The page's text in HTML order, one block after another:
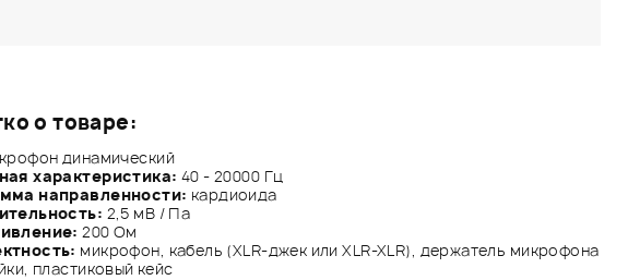
о товаре:
динамический
характеристика: 40 - 20000 Гц
направленности: кардиоида
2,5 мВ / Па
200 Ом
микрофон, кабель (XLR-джек или XLR-XLR), держатель микрофона
пластиковый кейс